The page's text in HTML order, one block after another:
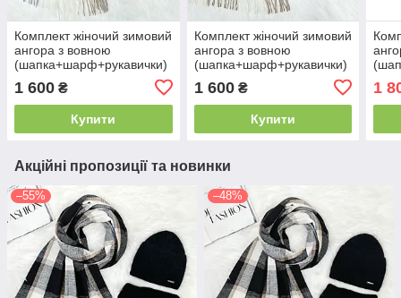
Комплект жіночий зимовий
ангора з вовною
(шапка+шарф+рукавички)
бежевий 12329 - 1136 -
4074
1 600 ₴
Купити
Комплект жіночий зимовий
ангора з вовною
(шапка+шарф+рукавички)
бежевий 12329 - 1140 -
4074
1 600₴
Купити
1
Акційні пропозиції та новинки
–55% –48%